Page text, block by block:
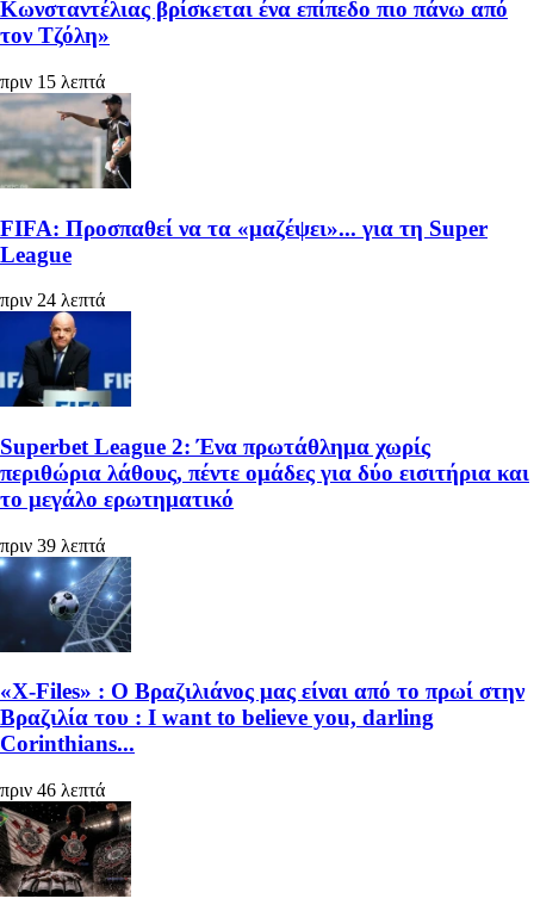
Κωνσταντέλιας βρίσκεται ένα επίπεδο πιο πάνω από
τον Τζόλη»
πριν 15 λεπτά
FIFA: Προσπαθεί να τα «μαζέψει»... για τη Super
League
πριν 24 λεπτά
Superbet League 2: Ένα πρωτάθλημα χωρίς
περιθώρια λάθους, πέντε ομάδες για δύο εισιτήρια και
το μεγάλο ερωτηματικό
πριν 39 λεπτά
«X-Files» : Ο Βραζιλιάνος μας είναι από το πρωί στην
Βραζιλία του : I want to believe you, darling
Corinthians...
πριν 46 λεπτά